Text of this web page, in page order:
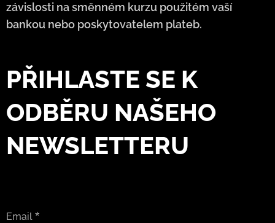
závislosti na směnném kurzu použitém vaší
bankou nebo poskytovatelem plateb.
PŘIHLASTE SE K
ODBĚRU NAŠEHO
NEWSLETTERU
Email